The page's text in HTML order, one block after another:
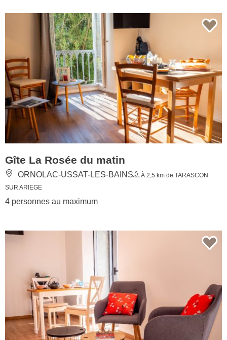
Gîte La Rosée du matin
ORNOLAC-USSAT-LES-BAINS
À 2,5 km de TARASCON
SUR ARIEGE
4 personnes au maximum